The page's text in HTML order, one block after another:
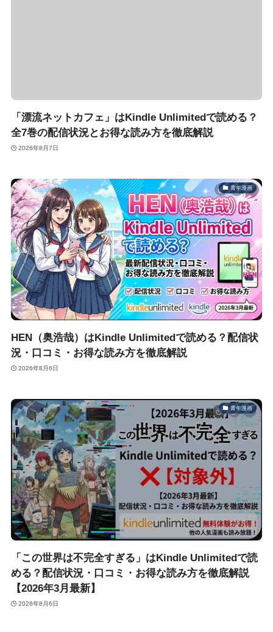
「漂流ネットカフェ」はKindle Unlimitedで読める？
全7巻の配信状況とお得な読み方を徹底解説
2026年8月7日
青年漫画
HEN（奥浩哉）はKindle Unlimitedで読める？配信状
況・口コミ・お得な読み方を徹底解説
2026年8月6日
青年漫画
「この世界は不完全すぎる」はKindle Unlimitedで読
める？配信状況・口コミ・お得な読み方を徹底解説
【2026年3月最新】
2026年8月6日